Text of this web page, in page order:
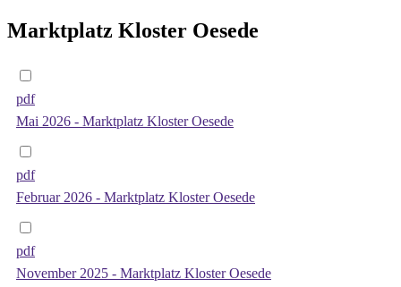
Marktplatz Kloster Oesede
pdf
Mai 2026 - Marktplatz Kloster Oesede
pdf
Februar 2026 - Marktplatz Kloster Oesede
pdf
November 2025 - Marktplatz Kloster Oesede